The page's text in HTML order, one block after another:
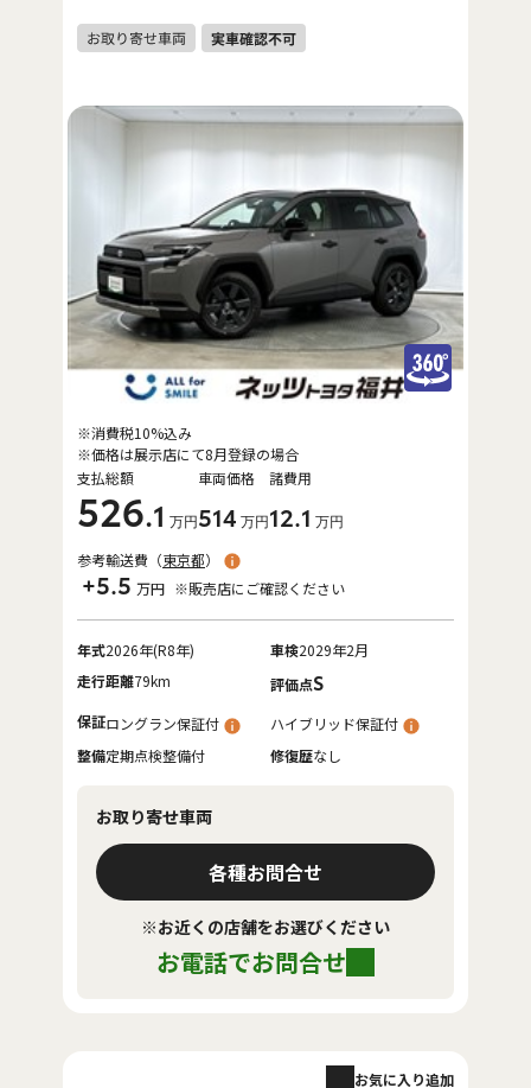
支払総額
526.1 万円
車両価格
514 万円
諸費用
12.1 万円
※消費税10%込み
※価格は展示店にて8月登録の場合
参考輸送費（東京都）
+5.5 万円 ※販売店にご確認ください
年式2026年(R8年) 車検2029年2月
走行距離79km 評価点S
保証ロングラン保証付
ハイブリッド保証付
整備定期点検整備付 修復歴なし
お取り寄せ車両
各種お問合せ
※お近くの店舗をお選びください
お電話でお問合せ
お気に入り追加